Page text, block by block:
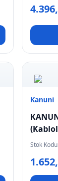
Kanuni
Stok